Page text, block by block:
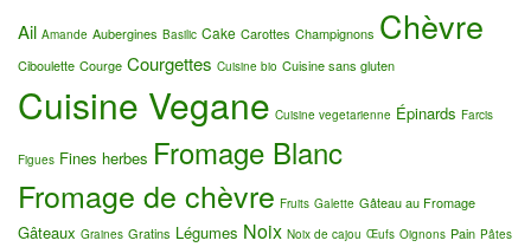
Ail Amande Aubergines Basilic Cake Carottes Champignons Chèvre
Ciboulette Courge Courgettes Cuisine bio Cuisine sans gluten
Cuisine Vegane Cuisine vegetarienne Épinards Farcis
Figues Fines herbes Fromage Blanc
Fromage de chèvre Fruits Galette Gâteau au Fromage
Gâteaux Graines Gratins Légumes Noix Noix de cajou Œufs Oignons Pain Pâtes